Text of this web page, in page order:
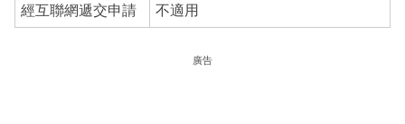
經互聯網遞交申請 不適用
廣告